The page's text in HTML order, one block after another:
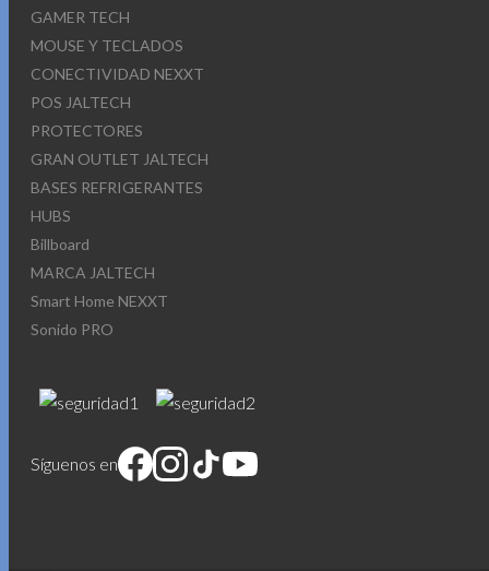
GAMER TECH
MOUSE Y TECLADOS
CONECTIVIDAD NEXXT
POS JALTECH
PROTECTORES
GRAN OUTLET JALTECH
BASES REFRIGERANTES
HUBS
Billboard
MARCA JALTECH
Smart Home NEXXT
Sonido PRO
Síguenos en